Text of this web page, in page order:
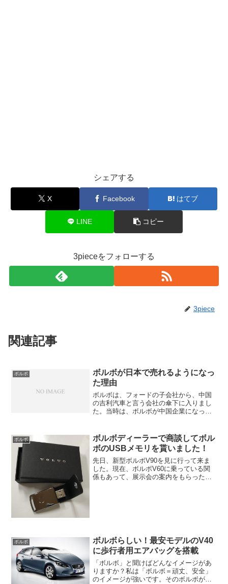
シェアする
X Facebook はてブ
LINE コピー
3pieceをフォローする
3piece
関連記事
ボルボ
ボルボが日本で売れるようになっ
た理由
ボルボは、フォードの子会社から、中国
の吉利汽車と言う会社の傘下に入りまし
た。当時は、ボルボが中国企業になって
イナスの意見が多かったです。しかし、
これが真逆の事となりまし...
ボルボ
ボルボディーラーで商談してボル
ボのUSBメモリを貰いました！
先日、新型ボルボV90を見に行って来ま
した。現在、ボルボV60に乗っている関
係もあって、展示会の案内をもらったの
ボルボ
ボルボらしい！最安モデルのV40
に歩行者用エアバッグを搭載
「ボルボ」と聞けばどんなイメージがあ
りますか？私は「ボルボ＝頑丈、安全」
のイメージが強いです。そのボルボが、